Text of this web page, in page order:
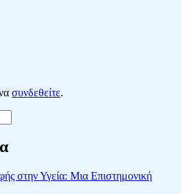
συνδεθείτε.
στην Υγεία: Μια Επιστημονική